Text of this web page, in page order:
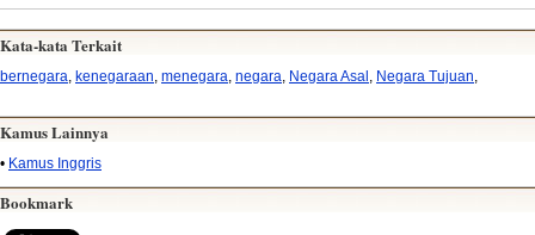
Kata-kata Terkait
bernegara kenegaraan menegara negara Negara Asal Negara Tujuan
Kamus Lainnya
• Kamus Inggris
Bookmark